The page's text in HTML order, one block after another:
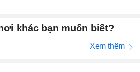
khác bạn muốn biết?
Xem thêm